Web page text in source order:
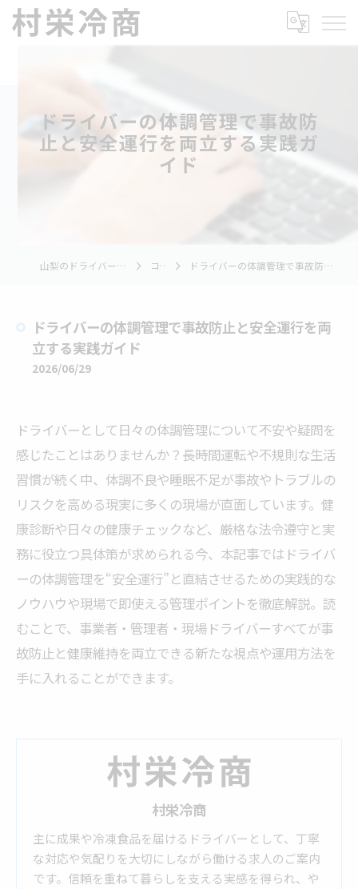
ドライバーの体調管理で事故防
止と安全運行を両立する実践ガ
イド
山梨のドライバーの求人なら村栄冷商 コラム ドライバーの体調管理で事故防止と安全運行を両立する実践ガイド
ドライバーの体調管理で事故防止と安全運行を両
立する実践ガイド
2026/06/29
ドライバーとして日々の体調管理について不安や疑問を
感じたことはありませんか？長時間運転や不規則な生活
習慣が続く中、体調不良や睡眠不足が事故やトラブルの
リスクを高める現実に多くの現場が直面しています。健
康診断や日々の健康チェックなど、厳格な法令遵守と実
務に役立つ具体策が求められる今、本記事ではドライバ
ーの体調管理を“安全運行”と直結させるための実践的な
ノウハウや現場で即使える管理ポイントを徹底解説。読
むことで、事業者・管理者・現場ドライバーすべてが事
故防止と健康維持を両立できる新たな視点や運用方法を
手に入れることができます。
村栄冷商
主に成果や冷凍食品を届けるドライバーとして、丁寧
な対応や気配りを大切にしながら働ける求人のご案内
です。信頼を重ねて暮らしを支える実感を得られ、や